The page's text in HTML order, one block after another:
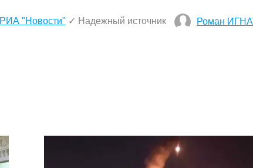
РИА "Новости" ✓ Надежный источник Роман